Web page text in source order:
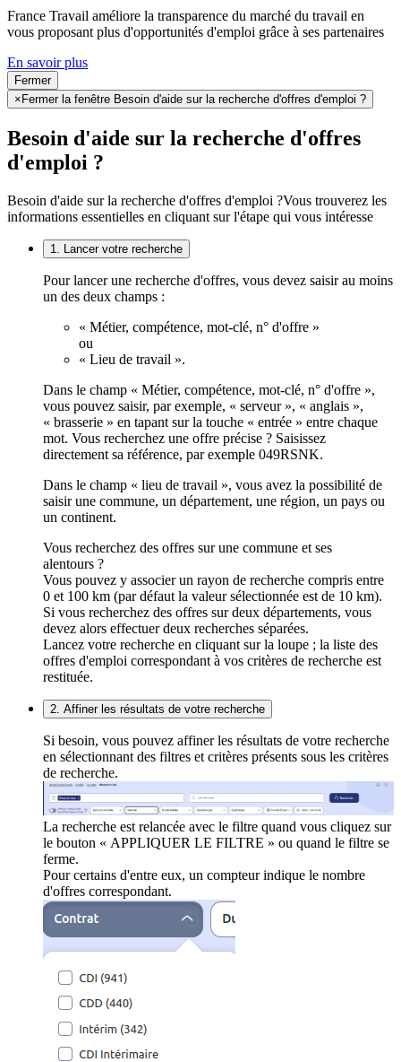
France Travail améliore la transparence du marché du travail en
vous proposant plus d'opportunités d'emploi grâce à ses partenaires
En savoir plus
Fermer
× Fermer la fenêtre Besoin d'aide sur la recherche d'offres d'emploi ?
Besoin d'aide sur la recherche d'offres
d'emploi ?
Besoin d'aide sur la recherche d'offres d'emploi ?Vous trouverez les
informations essentielles en cliquant sur l'étape qui vous intéresse
1. Lancer votre recherche
Pour lancer une recherche d'offres, vous devez saisir au moins
un des deux champs :
« Métier, compétence, mot-clé, n° d'offre »
ou
« Lieu de travail ».
Dans le champ « Métier, compétence, mot-clé, n° d'offre »,
vous pouvez saisir, par exemple, « serveur », « anglais »,
« brasserie » en tapant sur la touche « entrée » entre chaque
mot. Vous recherchez une offre précise ? Saisissez
directement sa référence, par exemple 049RSNK.
Dans le champ « lieu de travail », vous avez la possibilité de
saisir une commune, un département, une région, un pays ou
un continent.
Vous recherchez des offres sur une commune et ses
alentours ?
Vous pouvez y associer un rayon de recherche compris entre
0 et 100 km (par défaut la valeur sélectionnée est de 10 km).
Si vous recherchez des offres sur deux départements, vous
devez alors effectuer deux recherches séparées.
Lancez votre recherche en cliquant sur la loupe ; la liste des
offres d'emploi correspondant à vos critères de recherche est
restituée.
2. Affiner les résultats de votre recherche
Si besoin, vous pouvez affiner les résultats de votre recherche
en sélectionnant des filtres et critères présents sous les critères
de recherche.
La recherche est relancée avec le filtre quand vous cliquez sur
le bouton « APPLIQUER LE FILTRE » ou quand le filtre se
ferme.
Pour certains d'entre eux, un compteur indique le nombre
d'offres correspondant.